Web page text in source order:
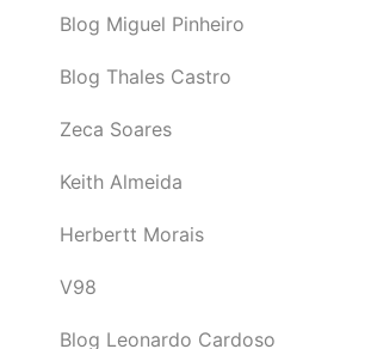
Blog Miguel Pinheiro
Blog Thales Castro
Zeca Soares
Keith Almeida
Herbertt Morais
V98
Blog Leonardo Cardoso